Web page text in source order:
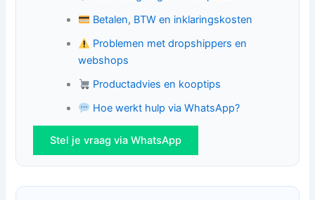
Betalen, BTW en inklaringskosten
Problemen met dropshippers en
webshops
Productadvies en kooptips
Hoe werkt hulp via WhatsApp?
Stel je vraag via WhatsApp